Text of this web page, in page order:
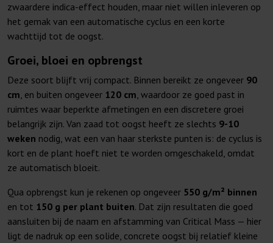
zwaardere indica-effect houden, maar niet willen inleveren op
het gemak van een automatische cyclus en een korte
wachttijd tot de oogst.
Groei, bloei en opbrengst
Deze soort blijft vrij compact. Binnen bereikt ze ongeveer 90
cm, en buiten ongeveer 120 cm, waardoor ze goed past in
ruimtes waar beperkte afmetingen en een discretere groei
belangrijk zijn. Van zaad tot oogst heeft ze slechts 9-10
weken nodig, wat een van haar sterkste punten is: de cyclus is
kort en de plant hoeft niet te worden omgeschakeld, omdat
ze automatisch bloeit.
Qua opbrengst kun je rekenen op ongeveer 550 g/m² binnen
en tot 150 g per plant buiten. Dat zijn resultaten die goed
aansluiten bij de naam en afstamming van Critical Mass — hier
ligt de nadruk op een solide, concrete oogst bij relatief kleine